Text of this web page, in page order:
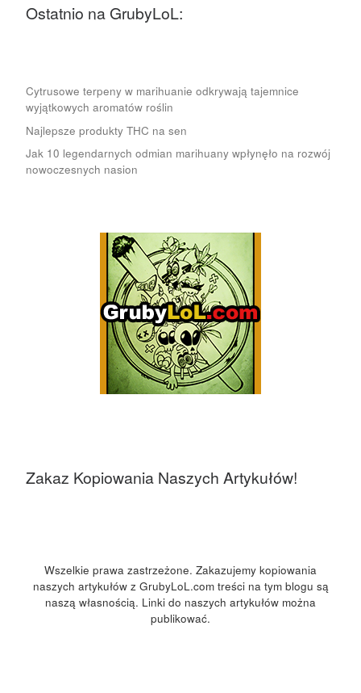
Ostatnio na GrubyLoL:
Cytrusowe terpeny w marihuanie odkrywają tajemnice
wyjątkowych aromatów roślin
Najlepsze produkty THC na sen
Jak 10 legendarnych odmian marihuany wpłynęło na rozwój
nowoczesnych nasion
Zakaz Kopiowania Naszych Artykułów!
Wszelkie prawa zastrzeżone. Zakazujemy kopiowania
naszych artykułów z GrubyLoL.com treści na tym blogu są
naszą własnością. Linki do naszych artykułów można
publikować.